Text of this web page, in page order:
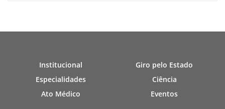
Institucional
Especialidades
Ato Médico
Giro pelo Estado
Ciência
Eventos